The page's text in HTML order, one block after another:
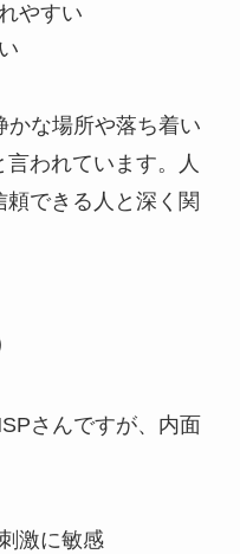
やすい
かな場所や落ち着い
われています。人
できる人と深く関
さんですが、内面
激に敏感